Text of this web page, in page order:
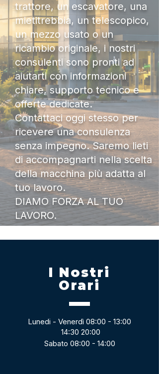
trattore, un escavatore, una
mietitrebbia, un telescopico,
un mezzo usato o un
ricambio originale, i nostri
consulenti sono pronti ad
aiutarti con informazioni
chiare, supporto tecnico e
offerte dedicate.
Contattaci oggi stesso per
ricevere una consulenza
senza impegno. Saremo lieti
di accompagnarti nella scelta
della macchina più adatta al
tuo lavoro.
DIAMO FORZA AL TUO
LAVORO.
I Nostri
Orari
Lunedi - Venerdì 08:00 - 13:00
14:30 20:00
Sabato 08:00 - 14:00